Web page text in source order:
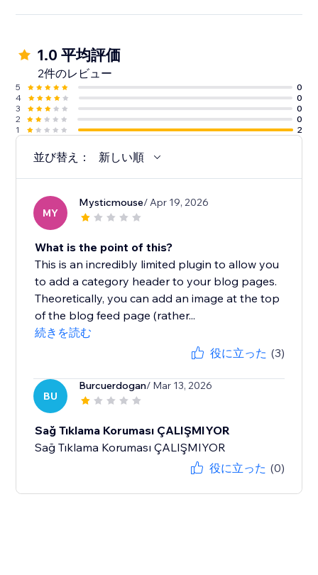
1.0 平均評価
2件のレビュー
5
0
4
0
3
0
2
0
1
2
並び替え： 新しい順
MY
Mysticmouse/ Apr 19, 2026
What is the point of this?
This is an incredibly limited plugin to allow you
to add a category header to your blog pages.
Theoretically, you can add an image at the top
of the blog feed page (rather...
続きを読む
役に立った (3)
BU
Burcuerdogan/ Mar 13, 2026
Sağ Tıklama Koruması ÇALIŞMIYOR
Sağ Tıklama Koruması ÇALIŞMIYOR
役に立った (0)